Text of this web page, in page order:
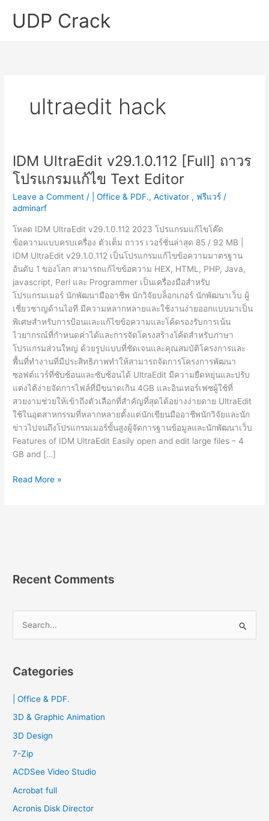
UDP Crack
ultraedit hack
IDM UltraEdit v29.1.0.112 [Full] ถาวร
โปรแกรมแก้ไข Text Editor
Leave a Comment / | Office & PDF.,Activator , ฟรีแวร์ /
adminarf
โหลด IDM UltraEdit v29.1.0.112 2023 โปรแกรมแก้ไขโค๊ด
ข้อความแบบครบเครื่อง ตัวเต็ม ถาวร เวอร์ชั่นล่าสุด 85 / 92 MB |
IDM UltraEdit v29.1.0.112 เป็นโปรแกรมแก้ไขข้อความมาตรฐาน
อันดับ 1 ของโลก สามารถแก้ไขข้อความ HEX, HTML, PHP, Java,
javascript, Perl และ Programmer เป็นเครื่องมือสำหรับ
โปรแกรมเมอร์ นักพัฒนามืออาชีพ นักวิจัยบล็อกเกอร์ นักพัฒนาเว็บ ผู้
เชี่ยวชาญด้านไอที มีความหลากหลายและใช้งานง่ายออกแบบมาเป็น
พิเศษสำหรับการป้อนและแก้ไขข้อความและโค้ดรองรับการเน้น
ไวยากรณ์ที่กำหนดค่าได้และการจัดโครงสร้างโค้ดสำหรับภาษา
โปรแกรมส่วนใหญ่ ด้วยรูปแบบที่ชัดเจนและคุณสมบัติโครงการและ
พื้นที่ทำงานที่มีประสิทธิภาพทำให้สามารถจัดการโครงการพัฒนา
ซอฟต์แวร์ที่ซับซ้อนและซับซ้อนได้ UltraEdit มีความยืดหยุ่นและปรับ
แต่งได้ง่ายจัดการไฟล์ที่มีขนาดเกิน 4GB และอินเทอร์เฟซผู้ใช้ที่
สวยงามช่วยให้เข้าถึงตัวเลือกที่สำคัญที่สุดได้อย่างง่ายดาย UltraEdit
ใช้ในอุตสาหกรรมที่หลากหลายตั้งแต่นักเขียนมืออาชีพนักวิจัยและนัก
ข่าวไปจนถึงโปรแกรมเมอร์ขั้นสูงผู้จัดการฐานข้อมูลและนักพัฒนาเว็บ
Features of IDM UltraEdit Easily open and edit large files – 4
GB and […]
IDM
Editor
Read More »
Recent Comments
r
f
o
Categories
| Office & PDF.
3D & Graphic Animation
3D Design
7-Zip
ACDSee Video Studio
Acrobat full
Acronis Disk Director